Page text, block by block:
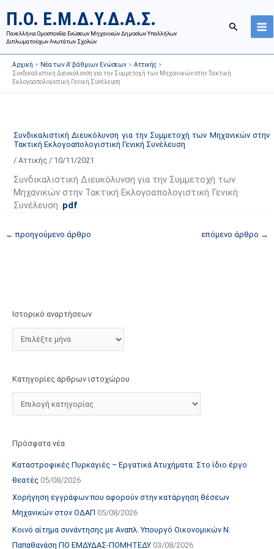
περιεχόμενο
Π.Ο. Ε.Μ.Δ.Υ.Δ.Α.Σ.
Πανελλήνια Ομοσπονδία Ενώσεων Μηχανικών Δημοσίων Υπαλλήλων
Διπλωματούχων Ανωτάτων Σχολών
Αναζήτηση
Αρχική Νέα των Α' βάθμιων Ενώσεων
Αττικής
Συνδικαλιστική Διευκόλυνση για την Συμμετοχή των Μηχανικών στην Τακτική
Εκλογοαπολογιστική Γενική Συνέλευση
Συνδικαλιστική Διευκόλυνση για την Συμμετοχή των Μηχανικών στην
Τακτική Εκλογοαπολογιστική Γενική Συνέλευση
/ Αττικής / 10/11/2021
Συνδικαλιστική Διευκόλυνση για την Συμμετοχή των
Μηχανικών στην Τακτική Εκλογοαπολογιστική Γενική
Συνέλευση .pdf
← προηγούμενο άρθρο επόμενο άρθρο →
Ιστορικό αναρτήσεων
τ
ο
ρ
ι
ν
α
ρ
τ
ή
ε
Κατηγορίες άρθρων ιστοχώρου
τ
η
γ
ο
ς
ά
ρ
θ
ρ
ν
χ
ώ
υ
Πρόσφατα νέα
Καταστροφικές Πυρκαγιές – Εργατικά Ατυχήματα: Στο ίδιο έργο
θεατές 05/08/2026
Χορήγηση εγγράφων που αφορούν στην κατάργηση θέσεων
Μηχανικών στον ΟΔΑΠ 05/08/2026
Κοινό αίτημα συνάντησης με Αναπλ. Υπουργό Οικονομικών Ν.
Παπαθανάση ΠΟ ΕΜΔΥΔΑΣ-ΠΟΜΗΤΕΔΥ 03/08/2026